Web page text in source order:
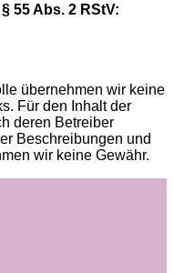
55 Abs. 2 RStV:
übernehmen wir keine
Für den Inhalt der
deren Betreiber
Beschreibungen und
wir keine Gewähr.